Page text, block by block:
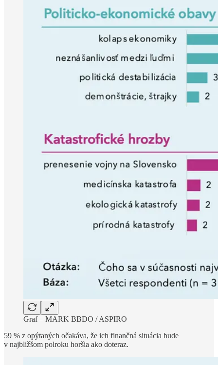
Graf – MARK BBDO / ASPIRO
59 % z opýtaných očakáva, že ich finančná situácia bude
v najbližšom polroku horšia ako doteraz.